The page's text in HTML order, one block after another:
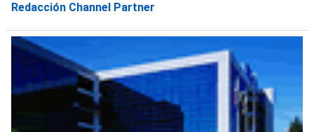
Redacción Channel Partner